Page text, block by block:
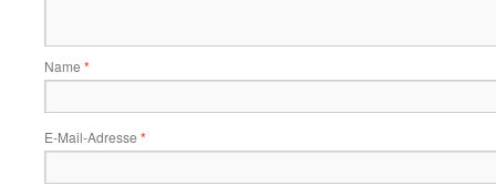
Name *
E-Mail-Adresse *